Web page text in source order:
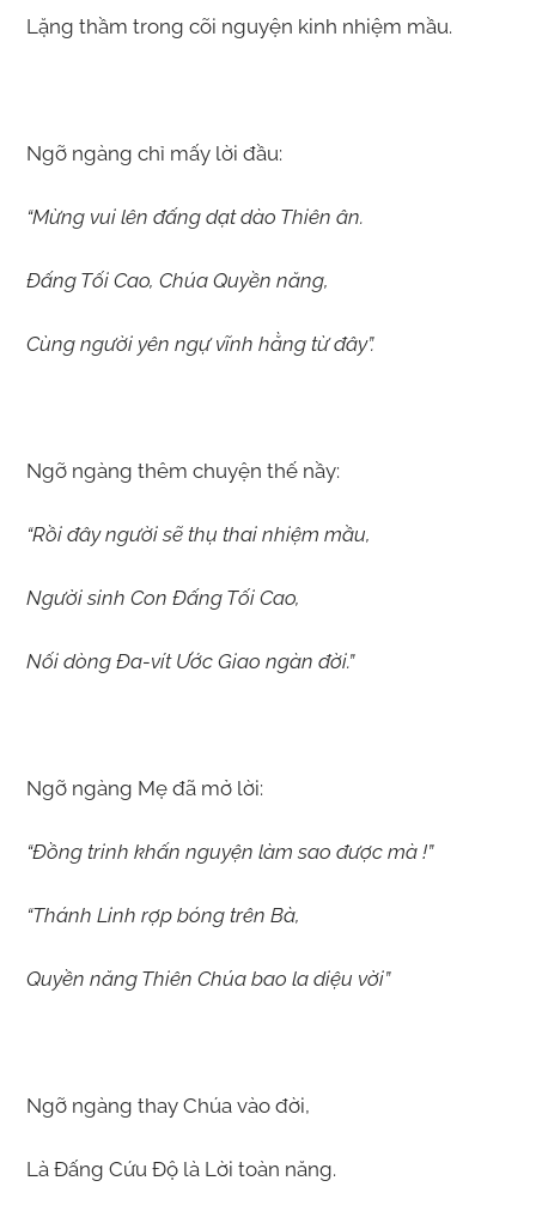
Lặng thầm trong cõi nguyện kinh nhiệm mầu.
Ngỡ ngàng chỉ mấy lời đầu:
“Mừng vui lên đấng dạt dào Thiên ân.
Đấng Tối Cao, Chúa Quyền năng,
Cùng người yên ngự vĩnh hằng từ đây”.
Ngỡ ngàng thêm chuyện thế nầy:
“Rồi đây người sẽ thụ thai nhiệm mầu,
Người sinh Con Đấng Tối Cao,
Nối dòng Đa-vít Ước Giao ngàn đời.”
Ngỡ ngàng Mẹ đã mở lời:
“Đồng trinh khấn nguyện làm sao được mà !”
“Thánh Linh rợp bóng trên Bà,
Quyền năng Thiên Chúa bao la diệu vời”
Ngỡ ngàng thay Chúa vào đời,
Là Đấng Cứu Độ là Lời toàn năng.